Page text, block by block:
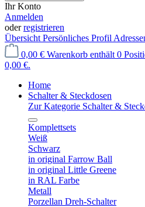
Ihr Konto
Anmelden
oderregistrieren
Übersicht Persönliches Profil
0,00 € Warenkorb enthält 0
0,00 €.
Home
Schalter & Steckdosen
Zur Kategorie Schalter &
Komplettsets
Weiß
Schwarz
in original Farrow Ball
in original Little Greene
in RAL Farbe
Metall
Porzellan Dreh-Schalter